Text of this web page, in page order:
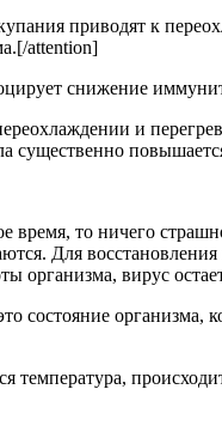
приводят к
attention]
снижение
и
существенно
время, то ничего
Для
организма, вирус
состояние
температура,